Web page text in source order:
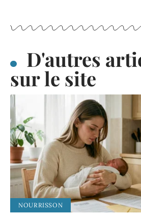
D'autres
sur le site
NOURRISSON